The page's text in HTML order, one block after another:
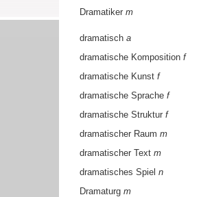
Dramatiker m
dramatisch a
dramatische Komposition f
dramatische Kunst f
dramatische Sprache f
dramatische Struktur f
dramatischer Raum m
dramatischer Text m
dramatisches Spiel n
Dramaturg m